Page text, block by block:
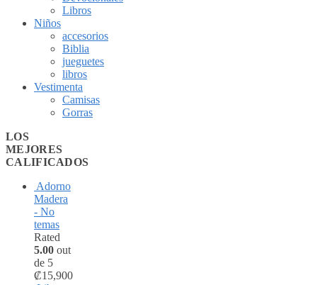
Libros
Niños
accesorios
Biblia
jueguetes
libros
Vestimenta
Camisas
Gorras
LOS
MEJORES
CALIFICADOS
Adorno
Madera
- No
temas
Rated
5.00 out
de 5
₡15,900